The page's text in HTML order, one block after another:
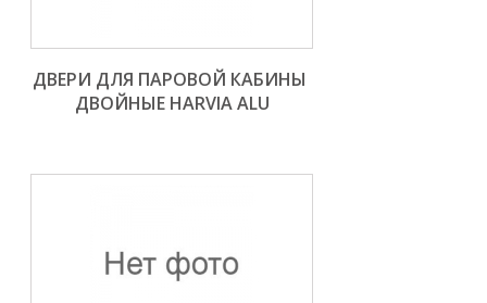
ДВЕРИ ДЛЯ ПАРОВОЙ КАБИНЫ
ДВОЙНЫЕ HARVIA ALU